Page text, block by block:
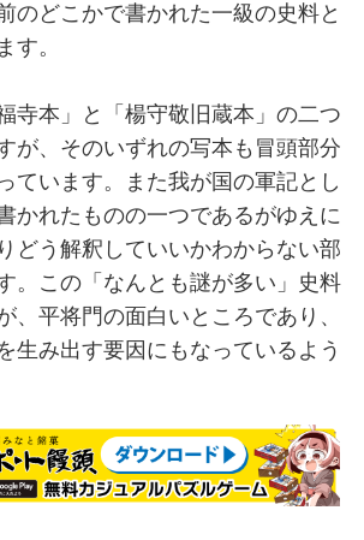
のどこかで書かれた一級の史料と
す。
寺本」と「楊守敬旧蔵本」の二つ
が、そのいずれの写本も冒頭部分
ています。また我が国の軍記とし
かれたものの一つであるがゆえに
どう解釈していいかわからない部
。この「なんとも謎が多い」史料
、平将門の面白いところであり、
生み出す要因にもなっているよう